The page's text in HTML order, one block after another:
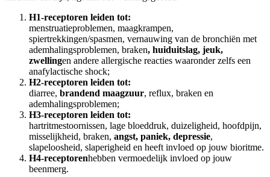
H1-receptoren leiden tot:
menstruatieproblemen, maagkrampen,
spiertrekkingen/spasmen, vernauwing van de bronchiën met
ademhalingsproblemen, braken, huiduitslag, jeuk,
zwellingen andere allergische reacties waaronder zelfs een
anafylactische shock;
H2-receptoren leiden tot:
diarree, brandend maagzuur, reflux, braken en
ademhalingsproblemen;
H3-receptoren leiden tot:
hartritmestoornissen, lage bloeddruk, duizeligheid, hoofdpijn,
misselijkheid, braken, angst, paniek, depressie,
slapeloosheid, slaperigheid en heeft invloed op jouw bioritme.
H4-receptorenhebben vermoedelijk invloed op jouw
beenmerg.